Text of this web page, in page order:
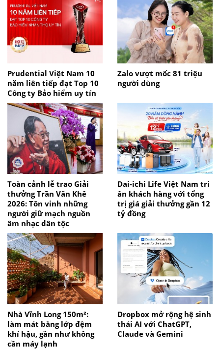
Prudential Việt Nam 10
năm liên tiếp đạt Top 10
Công ty Bảo hiểm uy tín
Zalo vượt mốc 81 triệu
người dùng
Toàn cảnh lễ trao Giải
thưởng Trần Văn Khê
2026: Tôn vinh những
người giữ mạch nguồn
âm nhạc dân tộc
Dai-ichi Life Việt Nam tri
ân khách hàng với tổng
trị giá giải thưởng gần 12
tỷ đồng
Nhà Vĩnh Long 150m²:
làm mát bằng lớp đệm
khí hậu, gần như không
cần máy lạnh
Dropbox mở rộng hệ sinh
thái AI với ChatGPT,
Claude và Gemini